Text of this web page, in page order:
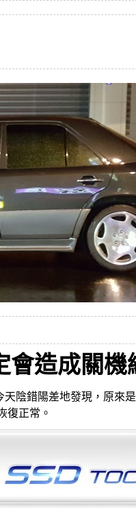
會造成關機
陰錯陽差地發現，原來
復正常。